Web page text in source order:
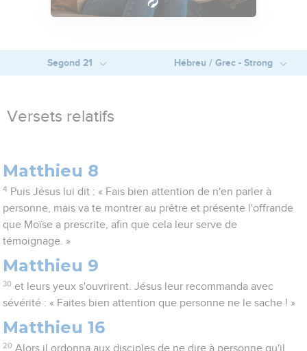
Segond 21 Hébreu / Grec - Strong
Versets relatifs
Matthieu 8
4 Puis Jésus lui dit : « Fais bien attention de n'en parler à
personne, mais va te montrer au prêtre et présente l'offrande
que Moïse a prescrite, afin que cela leur serve de
témoignage. »
Matthieu 9
30 et leurs yeux s'ouvrirent. Jésus leur recommanda avec
sévérité : « Faites bien attention que personne ne le sache ! »
Matthieu 16
20 Alors il ordonna aux disciples de ne dire à personne qu'il